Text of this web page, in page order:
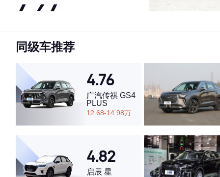
4.64
·外观表现一般，低于74%同级车
·空间表现一般，低于61%同级车
同级车推荐
4.76
广汽传祺 GS4
PLUS
12.68-14.98万
4.82
启辰 星